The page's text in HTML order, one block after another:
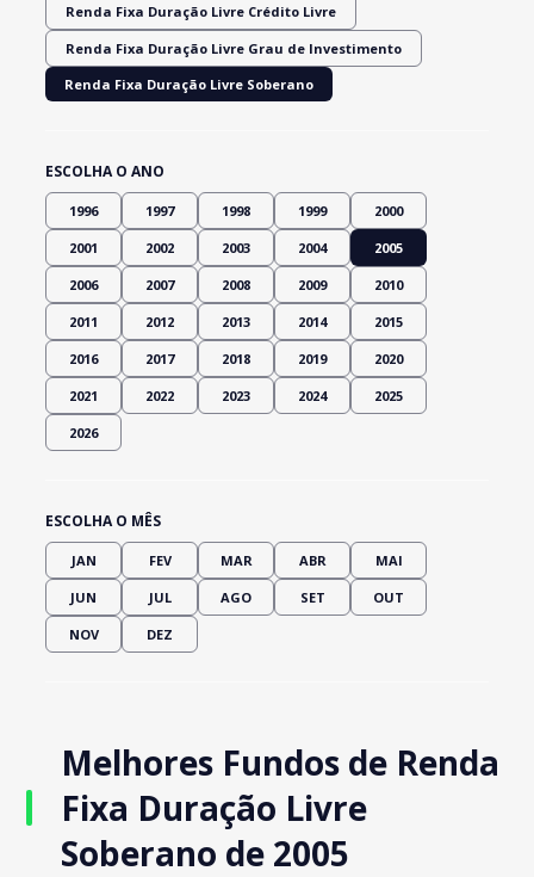
Renda Fixa Duração Livre Crédito Livre
Renda Fixa Duração Livre Grau de Investimento
Renda Fixa Duração Livre Soberano
ESCOLHA O ANO
1996 1997 1998 1999 2000
2001 2002 2003 2004 2005
2006 2007 2008 2009 2010
2011 2012 2013 2014 2015
2016 2017 2018 2019 2020
2021 2022 2023 2024 2025
2026
ESCOLHA O MÊS
JAN FEV MAR ABR MAI
JUN JUL AGO SET OUT
NOV DEZ
Melhores Fundos de Renda
Fixa Duração Livre
Soberano de 2005